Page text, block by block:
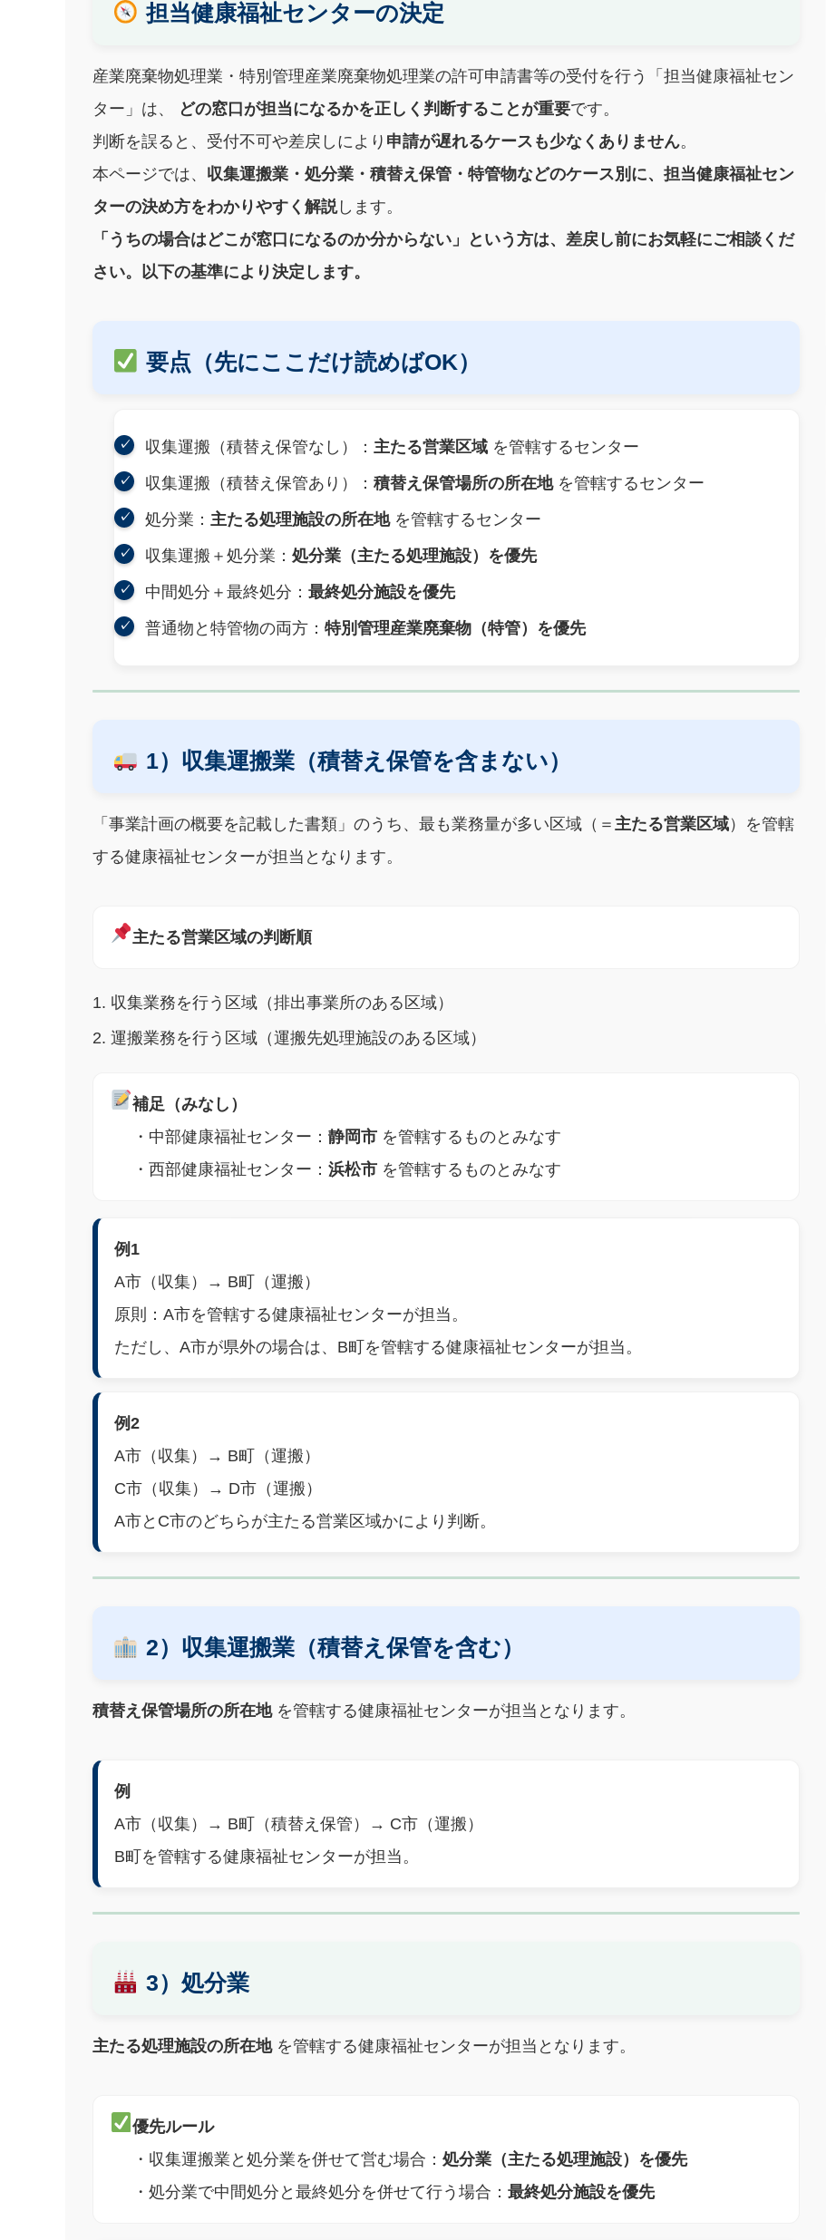
担当健康福祉センターの決定
産業廃棄物処理業・特別管理産業廃棄物処理業の許可申請書等の受付を行う「担当健康福祉セン
ター」は、
どの窓口が担当になるかを正しく判断することが重要です。
判断を誤ると、受付不可や差戻しにより 申請が遅れるケースも少なくありません。
本ページでは、 収集運搬業・処分業・積替え保管・特管物などのケース別に、担当健康福祉セン
ターの決め方をわかりやすく解説します。
「うちの場合はどこが窓口になるのか分からない」という方は、差戻し前にお気軽にご相談くだ
さい。以下の基準により決定します。
要点（先にここだけ読めばOK）
収集運搬（積替え保管なし）：主たる営業区域 を管轄するセンター
収集運搬（積替え保管あり）：積替え保管場所の所在地を管轄するセンター
処分業：主たる処理施設の所在地を管轄するセンター
収集運搬＋処分業：処分業（主たる処理施設）を優先
中間処分＋最終処分：最終処分施設を優先
普通物と特管物の両方：特別管理産業廃棄物（特管）を優先
1）収集運搬業（積替え保管を含まない）
「事業計画の概要を記載した書類」のうち、最も業務量が多い区域（＝ 主たる営業区域）を管轄
する健康福祉センターが担当となります。
主たる営業区域の判断順
収集業務を行う区域（排出事業所のある区域）
運搬業務を行う区域（運搬先処理施設のある区域）
補足（みなし）
・中部健康福祉センター： 静岡市を管轄するものとみなす
・西部健康福祉センター： 浜松市を管轄するものとみなす
例1
A市（収集）→ B町（運搬）
原則：A市を管轄する健康福祉センターが担当。
ただし、A市が県外の場合は、B町を管轄する健康福祉センターが担当。
例2
A市（収集）→ B町（運搬）
C市（収集）→ D市（運搬）
A市とC市のどちらが主たる営業区域かにより判断。
2）収集運搬業（積替え保管を含む）
積替え保管場所の所在地を管轄する健康福祉センターが担当となります。
例
A市（収集）→ B町（積替え保管）→ C市（運搬）
B町を管轄する健康福祉センターが担当。
3）処分業
主たる処理施設の所在地を管轄する健康福祉センターが担当となります。
優先ルール
・収集運搬業と処分業を併せて営む場合： 処分業（主たる処理施設）を優先
・処分業で中間処分と最終処分を併せて行う場合： 最終処分施設を優先